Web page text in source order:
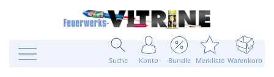
Suche Konto Bundle Merkliste Warenkorb